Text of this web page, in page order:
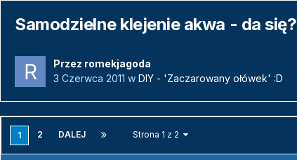
Samodzielne klejenie akwa - da się?
Przez romekjagoda
3 Czerwca 2011 w DIY - 'Zaczarowany ołówek' :D
1 2 DALEJ Strona 1 z 2